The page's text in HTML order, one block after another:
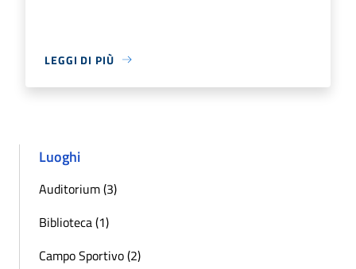
LEGGI DI PIÙ
Luoghi
Auditorium (3)
Biblioteca (1)
Campo Sportivo (2)